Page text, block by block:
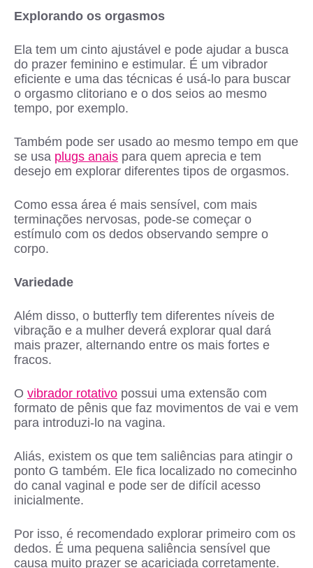
Explorando os orgasmos
Ela tem um cinto ajustável e pode ajudar a busca
do prazer feminino e estimular. É um vibrador
eficiente e uma das técnicas é usá-lo para buscar
o orgasmo clitoriano e o dos seios ao mesmo
tempo, por exemplo.
Também pode ser usado ao mesmo tempo em que
se usa plugs anais para quem aprecia e tem
desejo em explorar diferentes tipos de orgasmos.
Como essa área é mais sensível, com mais
terminações nervosas, pode-se começar o
estímulo com os dedos observando sempre o
corpo.
Variedade
Além disso, o butterfly tem diferentes níveis de
vibração e a mulher deverá explorar qual dará
mais prazer, alternando entre os mais fortes e
fracos.
O vibrador rotativo possui uma extensão com
formato de pênis que faz movimentos de vai e vem
para introduzi-lo na vagina.
Aliás, existem os que tem saliências para atingir o
ponto G também. Ele fica localizado no comecinho
do canal vaginal e pode ser de difícil acesso
inicialmente.
Por isso, é recomendado explorar primeiro com os
dedos. É uma pequena saliência sensível que
causa muito prazer se acariciada corretamente.